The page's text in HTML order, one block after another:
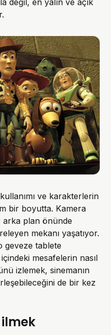
ve karakterlerin
bir boyutta. Kamera
arka plan önünde
mekanı yaşatıyor.
geveze tablete
mesafelerin nasıl
izlemek, sinemanın
de bir kez